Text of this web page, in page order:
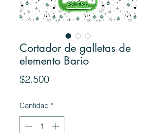
Cortador de galletas de
elemento Bario
$2.500Precio
Cantidad *